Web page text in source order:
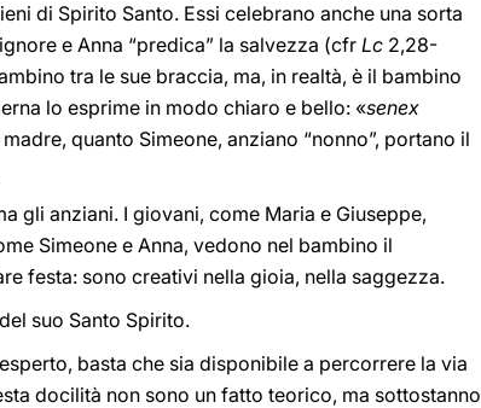
di Spirito Santo. Essi celebrano anche una sorta
e Anna “predica” la salvezza (cfr Lc 2,28-
tra le sue braccia, ma, in realtà, è il bambino
lo esprime in modo chiaro e bello: «senex
quanto Simeone, anziano “nonno”, portano il
gli anziani. I giovani, come Maria e Giuseppe,
Simeone e Anna, vedono nel bambino il
festa: sono creativi nella gioia, nella saggezza.
suo Santo Spirito.
basta che sia disponibile a percorrere la via
docilità non sono un fatto teorico, ma sottostanno